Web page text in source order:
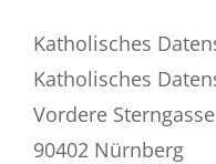
Katholisches
Katholisches
Vordere
90402 Nürnberg